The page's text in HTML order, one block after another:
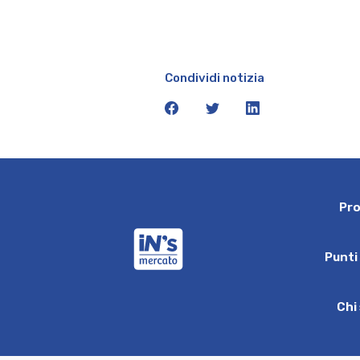
Condividi notizia
facebooktwitter
Pro
Punti
C hi